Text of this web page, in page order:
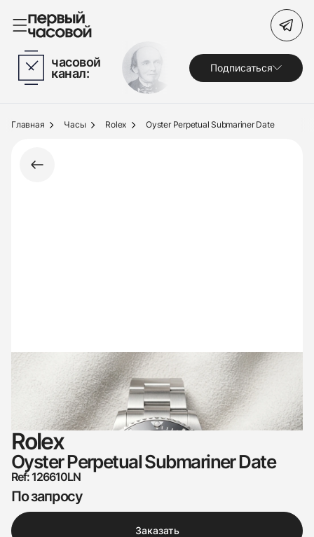
Часы
Украшения
Под заказ
Поиск по сайту
часовой
канал: Подписаться
Главная Часы Rolex Oyster Perpetual Submariner Date
Rolex
Oyster Perpetual Submariner Date
Ref: 126610LN
По запросу
Заказать